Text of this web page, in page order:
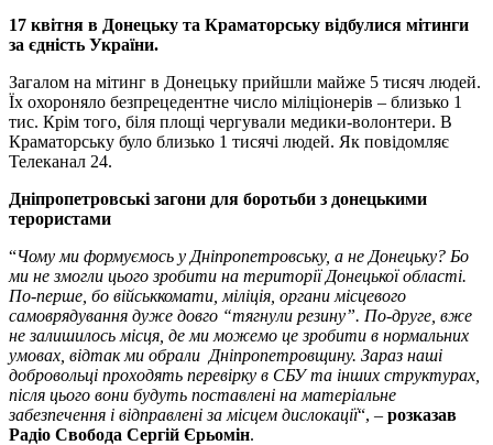
17 квітня в Донецьку та Краматорську відбулися мітинги
за єдність України.
Загалом на мітинг в Донецьку прийшли майже 5 тисяч людей.
Їх охороняло безпрецедентне число міліціонерів – близько 1
тис. Крім того, біля площі чергували медики-волонтери. В
Краматорську було близько 1 тисячі людей. Як повідомляє
Телеканал 24.
Дніпропетровські загони для боротьби з донецькими
терористами
“Чому ми формуємось у Дніпропетровську, а не Донецьку? Бо
ми не змогли цього зробити на території Донецької області.
По-перше, бо військкомати, міліція, органи місцевого
самоврядування дуже довго “тягнули резину”. По-друге, вже
не залишилось місця, де ми можемо це зробити в нормальних
умовах, відтак ми обрали Дніпропетровщину. Зараз наші
добровольці проходять перевірку в СБУ та інших структурах,
після цього вони будуть поставлені на матеріальне
забезпечення і відправлені за місцем дислокації“, – розказав
Радіо Свобода Сергій Єрьомін.